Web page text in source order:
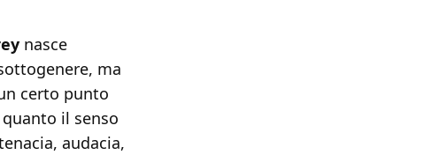
nasce
ma
certo punto
il senso
audacia,